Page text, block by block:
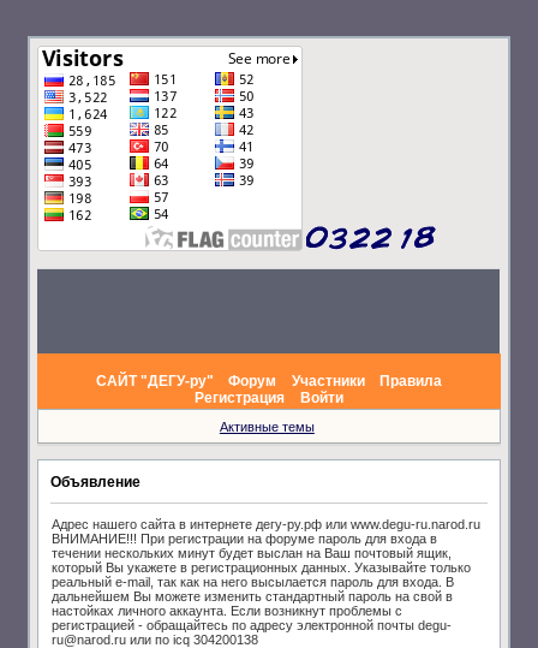
САЙТ "ДЕГУ-ру" Форум Участники
Правила
Регистрация
Войти
Активные темы
Объявление
Адрес нашего сайта в интернете дегу-ру.рф или www.degu-ru.narod.ru
ВНИМАНИЕ!!! При регистрации на форуме пароль для входа в
течении нескольких минут будет выслан на Ваш почтовый ящик,
который Вы укажете в регистрационных данных. Указывайте только
реальный e-mail, так как на него высылается пароль для входа. В
дальнейшем Вы можете изменить стандартный пароль на свой в
настойках личного аккаунта. Если возникнут проблемы с
регистрацией - обращайтесь по адресу электронной почты degu-
ru@narod.ru или по icq 304200138